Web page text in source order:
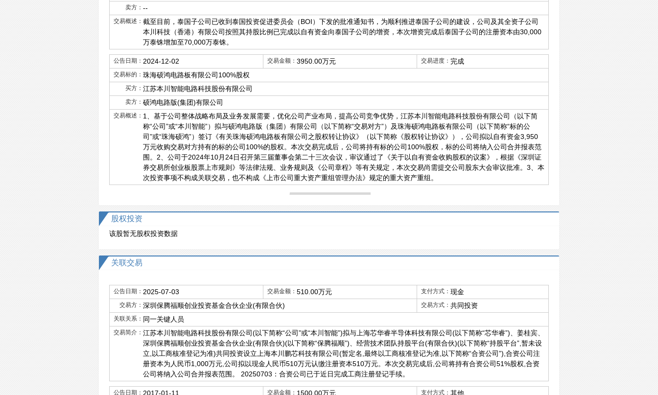
卖方： --
交易概述： 截至目前，泰国子公司已收到泰国投资促进委员会（BOI）下发的批准通知书，为顺利推进泰国子公司的建设，公司及其全资子公司
本川科技（香港）有限公司按照其持股比例已完成以自有资金向泰国子公司的增资，本次增资完成后泰国子公司的注册资本由30,000
万泰铢增加至70,000万泰铢。
公告日期： 2024-12-02 交易金额： 3950.00万元 交易进度： 完成
交易标的： 珠海硕鸿电路板有限公司100%股权
买方： 江苏本川智能电路科技股份有限公司
卖方： 硕鸿电路版(集团)有限公司
交易概述： 1、基于公司整体战略布局及业务发展需要，优化公司产业布局，提高公司竞争优势，江苏本川智能电路科技股份有限公司（以下简
称“公司”或“本川智能”）拟与硕鸿电路版（集团）有限公司（以下简称“交易对方”）及珠海硕鸿电路板有限公司（以下简称“标的公
司”或“珠海硕鸿”）签订《有关珠海硕鸿电路板有限公司之股权转让协议》（以下简称《股权转让协议》），公司拟以自有资金3,950
万元收购交易对方持有的标的公司100%的股权。本次交易完成后，公司将持有标的公司100%股权，标的公司将纳入公司合并报表范
围。2、公司于2024年10月24日召开第三届董事会第二十三次会议，审议通过了《关于以自有资金收购股权的议案》，根据《深圳证
券交易所创业板股票上市规则》等法律法规、业务规则及《公司章程》等有关规定，本次交易尚需提交公司股东大会审议批准。3、本
次投资事项不构成关联交易，也不构成《上市公司重大资产重组管理办法》规定的重大资产重组。
股权投资
该股暂无股权投资数据
关联交易
公告日期： 2025-07-03 交易金额： 510.00万元 支付方式： 现金
交易方： 深圳保腾福顺创业投资基金合伙企业(有限合伙) 交易方式： 共同投资
关联关系： 同一关键人员
交易简介： 江苏本川智能电路科技股份有限公司(以下简称“公司”或“本川智能”)拟与上海芯华睿半导体科技有限公司(以下简称“芯华睿”)、姜桂宾、
深圳保腾福顺创业投资基金合伙企业(有限合伙)(以下简称“保腾福顺”)、经营技术团队持股平台(有限合伙)(以下简称“持股平台”,暂未设
立,以工商核准登记为准)共同投资设立上海本川鹏芯科技有限公司(暂定名,最终以工商核准登记为准,以下简称“合资公司”),合资公司注
册资本为人民币1,000万元,公司拟以现金人民币510万元认缴注册资本510万元。本次交易完成后,公司将持有合资公司51%股权,合资
公司将纳入公司合并报表范围。 20250703：合资公司已于近日完成工商注册登记手续。
公告日期： 2017-01-11 交易金额： 1500.00万元 支付方式： 其他